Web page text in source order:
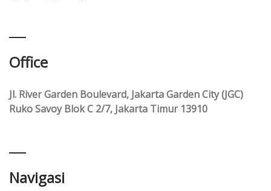
Office
Jl. River Garden Boulevard, Jakarta Garden City (JGC)
Ruko Savoy Blok C 2/7, Jakarta Timur 13910
Navigasi